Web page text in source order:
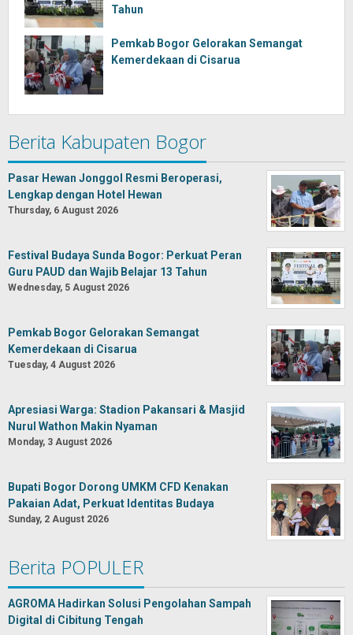
Tahun
Pemkab Bogor Gelorakan Semangat
Kemerdekaan di Cisarua
Berita Kabupaten Bogor
Pasar Hewan Jonggol Resmi Beroperasi,
Lengkap dengan Hotel Hewan
Thursday, 6 August 2026
Festival Budaya Sunda Bogor: Perkuat Peran
Guru PAUD dan Wajib Belajar 13 Tahun
Wednesday, 5 August 2026
Pemkab Bogor Gelorakan Semangat
Kemerdekaan di Cisarua
Tuesday, 4 August 2026
Apresiasi Warga: Stadion Pakansari & Masjid
Nurul Wathon Makin Nyaman
Monday, 3 August 2026
Bupati Bogor Dorong UMKM CFD Kenakan
Pakaian Adat, Perkuat Identitas Budaya
Sunday, 2 August 2026
Berita POPULER
AGROMA Hadirkan Solusi Pengolahan Sampah
Digital di Cibitung Tengah